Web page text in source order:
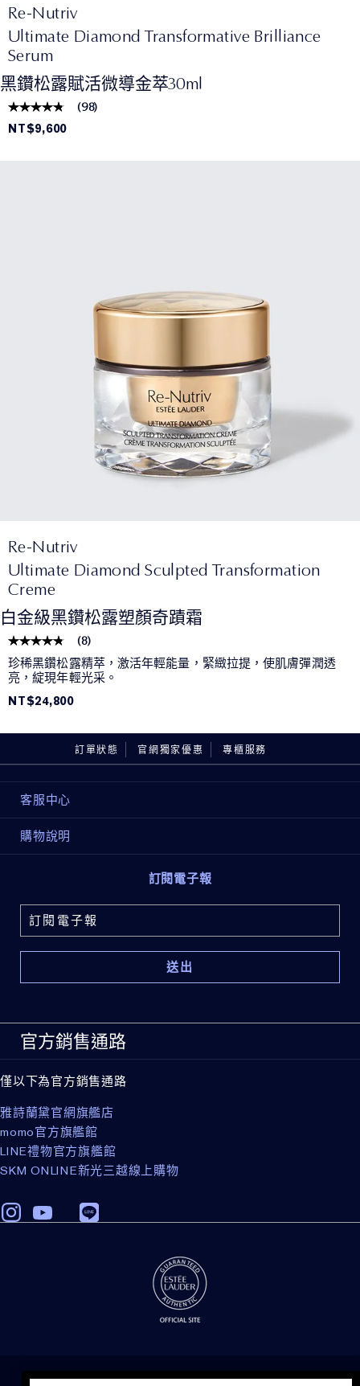
Re-Nutriv
Ultimate Diamond Transformative Brilliance
Serum
黑鑽松露賦活微導金萃30ml
(98)
NT$9,600
Re-Nutriv
Ultimate Diamond Sculpted Transformation
Creme
白金級黑鑽松露塑顏奇蹟霜
(8)
珍稀黑鑽松露精萃，激活年輕能量，緊緻拉提，使肌膚彈潤透
亮，綻現年輕光采。
NT$24,800
訂單狀態 官網獨家優惠 專櫃服務
客服中心
購物說明
訂閱電子報
官方銷售通路
僅以下為官方銷售通路
雅詩蘭黛官網旗艦店
momo官方旗艦館
LINE禮物官方旗艦館
SKM ONLINE新光三越線上購物
隱私權政策